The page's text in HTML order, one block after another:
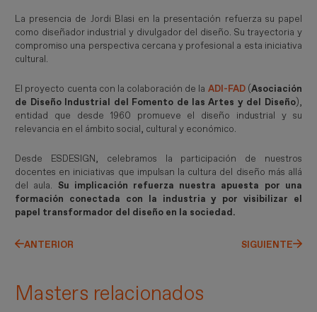
La presencia de Jordi Blasi en la presentación refuerza su papel
como diseñador industrial y divulgador del diseño. Su trayectoria y
compromiso una perspectiva cercana y profesional a esta iniciativa
cultural.
El proyecto cuenta con la colaboración de la ADI-FAD(Asociación
de Diseño Industrial del Fomento de las Artes y del Diseño),
entidad que desde 1960 promueve el diseño industrial y su
relevancia en el ámbito social, cultural y económico.
Desde ESDESIGN, celebramos la participación de nuestros
docentes en iniciativas que impulsan la cultura del diseño más allá
del aula. Su implicación refuerza nuestra apuesta por una
formación conectada con la industria y por visibilizar el
papel transformador del diseño en la sociedad.
ANTERIOR SIGUIENTE
Masters relacionados